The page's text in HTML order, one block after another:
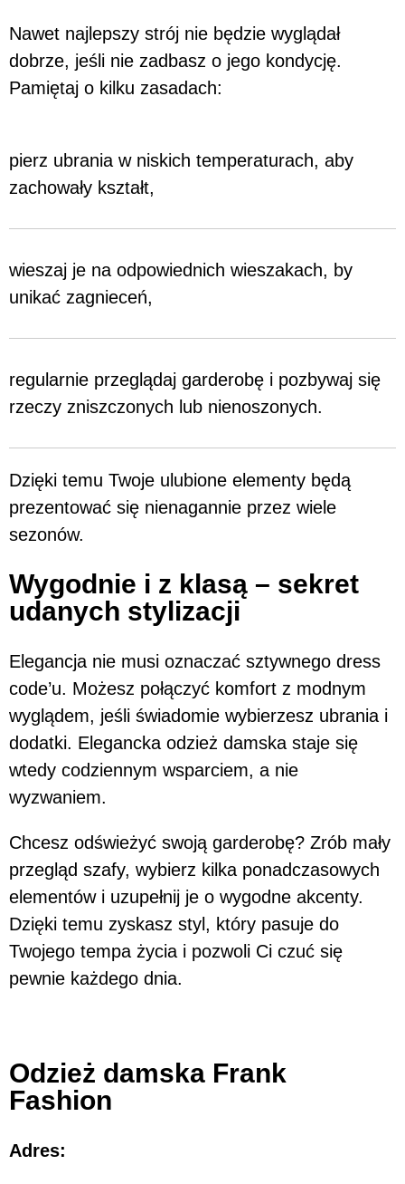
Nawet najlepszy strój nie będzie wyglądał
dobrze, jeśli nie zadbasz o jego kondycję.
Pamiętaj o kilku zasadach:
pierz ubrania w niskich temperaturach, aby
zachowały kształt,
wieszaj je na odpowiednich wieszakach, by
unikać zagnieceń,
regularnie przeglądaj garderobę i pozbywaj się
rzeczy zniszczonych lub nienoszonych.
Dzięki temu Twoje ulubione elementy będą
prezentować się nienagannie przez wiele
sezonów.
Wygodnie i z klasą – sekret
udanych stylizacji
Elegancja nie musi oznaczać sztywnego dress
code’u. Możesz połączyć komfort z modnym
wyglądem, jeśli świadomie wybierzesz ubrania i
dodatki. Elegancka odzież damska staje się
wtedy codziennym wsparciem, a nie
wyzwaniem.
Chcesz odświeżyć swoją garderobę? Zrób mały
przegląd szafy, wybierz kilka ponadczasowych
elementów i uzupełnij je o wygodne akcenty.
Dzięki temu zyskasz styl, który pasuje do
Twojego tempa życia i pozwoli Ci czuć się
pewnie każdego dnia.
Odzież damska Frank
Fashion
Adres: